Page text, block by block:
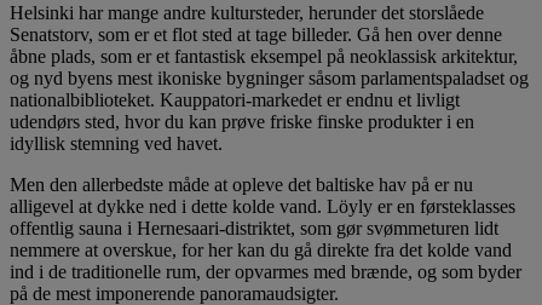
Helsinki har mange andre kultursteder, herunder det storslåede
Senatstorv, som er et flot sted at tage billeder. Gå hen over denne
åbne plads, som er et fantastisk eksempel på neoklassisk arkitektur,
og nyd byens mest ikoniske bygninger såsom parlamentspaladset og
nationalbiblioteket. Kauppatori-markedet er endnu et livligt
udendørs sted, hvor du kan prøve friske finske produkter i en
idyllisk stemning ved havet.
Men den allerbedste måde at opleve det baltiske hav på er nu
alligevel at dykke ned i dette kolde vand. Löyly er en førsteklasses
offentlig sauna i Hernesaari-distriktet, som gør svømmeturen lidt
nemmere at overskue, for her kan du gå direkte fra det kolde vand
ind i de traditionelle rum, der opvarmes med brænde, og som byder
på de mest imponerende panoramaudsigter.